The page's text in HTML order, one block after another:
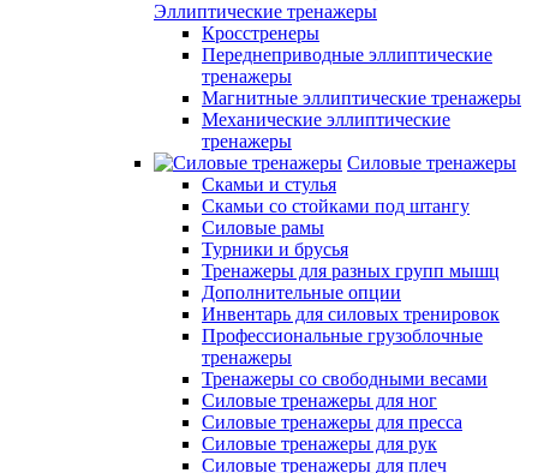
Эллиптические тренажеры
Кросстренеры
Переднеприводные эллиптические
тренажеры
Магнитные эллиптические тренажеры
Механические эллиптические
тренажеры
Силовые тренажеры
Скамьи и стулья
Скамьи со стойками под штангу
Силовые рамы
Турники и брусья
Тренажеры для разных групп мышц
Дополнительные опции
Инвентарь для силовых тренировок
Профессиональные грузоблочные
тренажеры
Тренажеры со свободными весами
Силовые тренажеры для ног
Силовые тренажеры для пресса
Силовые тренажеры для рук
Силовые тренажеры для плеч